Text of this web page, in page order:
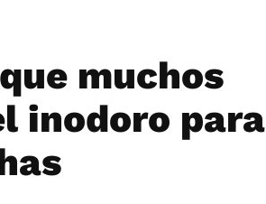
muchos
inodoro para